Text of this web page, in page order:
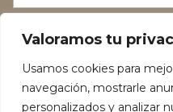
Valoramos tu
Usamos cookies para
navegación, mostrarle
personalizados y analizar